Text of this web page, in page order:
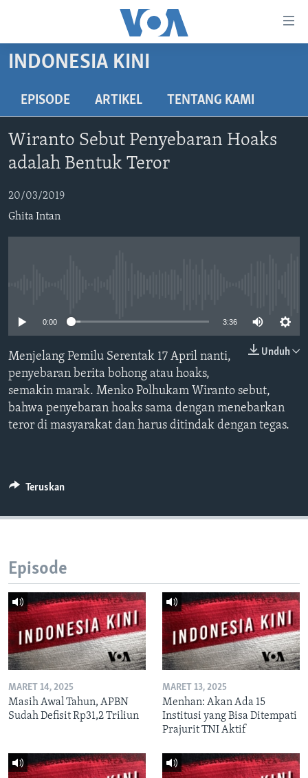
Akses
Utama
Lanjut
ke
Utama
Lanjut
DUNIA
POLYGRAPH
DAFTAR PROGRAM
Learning English
INDONESIA KINI
EPISODE ARTIKEL TENTANG KAMI
Wiranto Sebut Penyebaran Hoaks
adalah Bentuk Teror
20/03/2019
Ghita Intan
0:00 3:36
Unduh
Menjelang Pemilu Serentak 17 April nanti,
penyebaran berita bohong atau hoaks,
semakin marak. Menko Polhukam Wiranto sebut,
bahwa penyebaran hoaks sama dengan menebarkan
teror di masyarakat dan harus ditindak dengan tegas.
Teruskan
Episode
MARET 14, 2025
Masih Awal Tahun, APBN
Sudah Defisit Rp31,2 Triliun
MARET 13, 2025
Menhan: Akan Ada 15
Institusi yang Bisa Ditempati
Prajurit TNI Aktif